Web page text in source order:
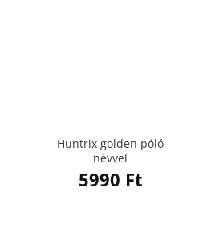
Huntrix golden póló
névvel
5990 Ft